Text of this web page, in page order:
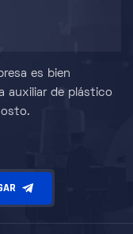
es bien
auxiliar de plástico